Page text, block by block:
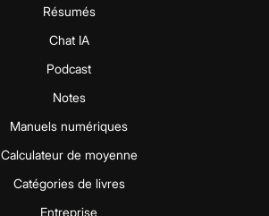
Résumés
Chat IA
Podcast
Notes
Manuels numériques
Calculateur de moyenne
Catégories de livres
Entreprise